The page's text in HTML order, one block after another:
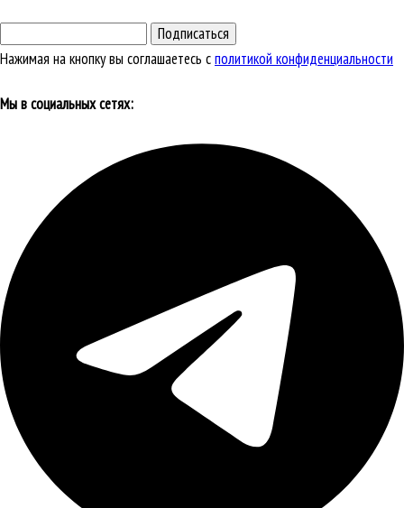
Подписаться
Нажимая на кнопку вы соглашаетесь сполитикой конфиденциальности
Мы в социальных сетях: